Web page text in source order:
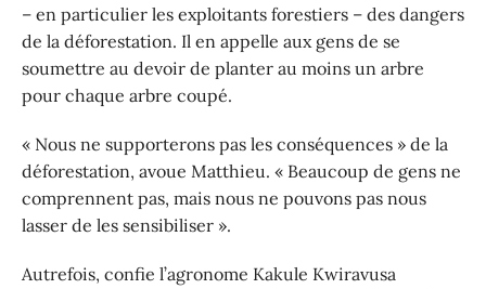
– en particulier les exploitants forestiers – des dangers
de la déforestation. Il en appelle aux gens de se
soumettre au devoir de planter au moins un arbre
pour chaque arbre coupé.
« Nous ne supporterons pas les conséquences » de la
déforestation, avoue Matthieu. « Beaucoup de gens ne
comprennent pas, mais nous ne pouvons pas nous
lasser de les sensibiliser ».
Autrefois, confie l’agronome Kakule Kwiravusa